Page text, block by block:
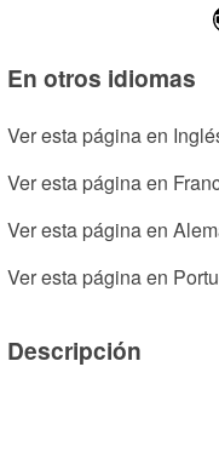
En otros idiomas
Ver esta página en
Ver esta página en
Ver esta página en
Ver esta página en
Descripción